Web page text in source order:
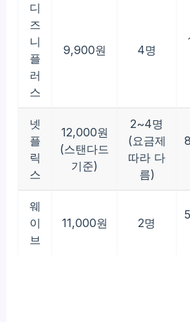
디
즈
니
플
러
스
9,900원 4명
넷
플
릭
스
12,000원
(스탠다드
기준)
2~4명
(요금제
따라 다
름)
웨
이
브
11,000원 2명